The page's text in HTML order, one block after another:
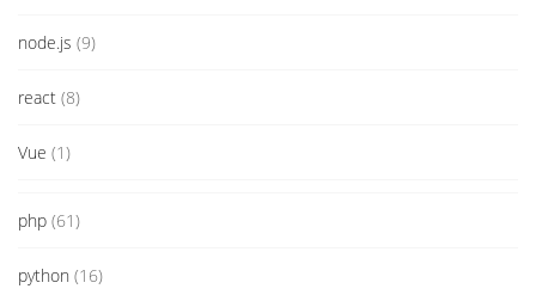
node.js (9)
react (8)
Vue (1)
php (61)
python (16)